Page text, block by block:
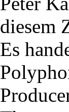
diesem
Es